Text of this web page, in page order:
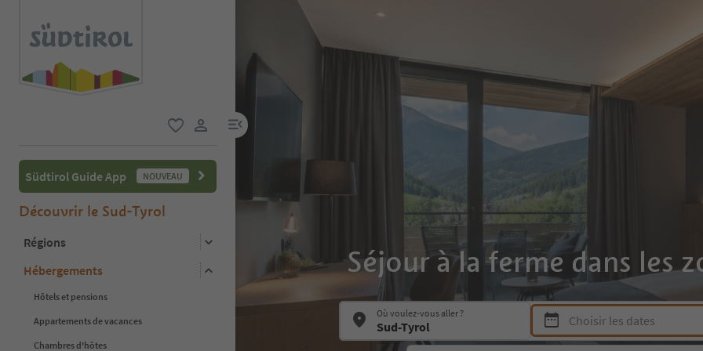
lien utilisateur
lien menu
Südtirol Guide App NOUVEAU
Découvrir le Sud-Tyrol
Régions
Hébergements
Hôtels et pensions
Appartements de vacances
Chambres d'hôtes
Séjour à la ferme dans les
Où voulez-vous aller ? Choisir les dates
Press Space or Enter to open